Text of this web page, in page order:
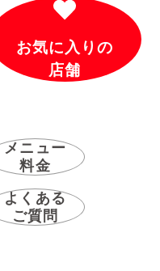
お気に入りの
店舗
メニュー
料金
よくある
ご質問